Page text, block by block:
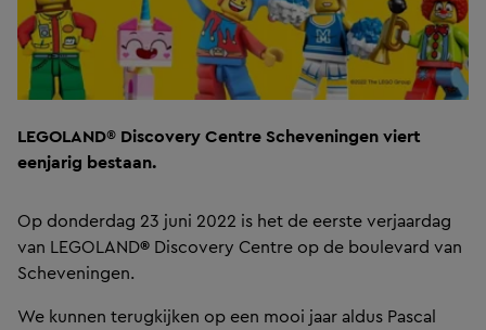
LEGOLAND® Discovery Centre Scheveningen viert
eenjarig bestaan.
Op donderdag 23 juni 2022 is het de eerste verjaardag
van LEGOLAND® Discovery Centre op de boulevard van
Scheveningen.
We kunnen terugkijken op een mooi jaar aldus Pascal